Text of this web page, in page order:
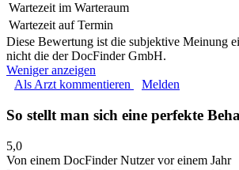
Wartezeit im Warteraum
Wartezeit auf Termin
Diese Bewertung ist die subjektive Meinung
nicht die der DocFinder GmbH.
Weniger anzeigen
Als Arzt kommentieren
Melden
So stellt man sich eine perfekte
5,0
Von einem DocFinder Nutzervor einem Jahr